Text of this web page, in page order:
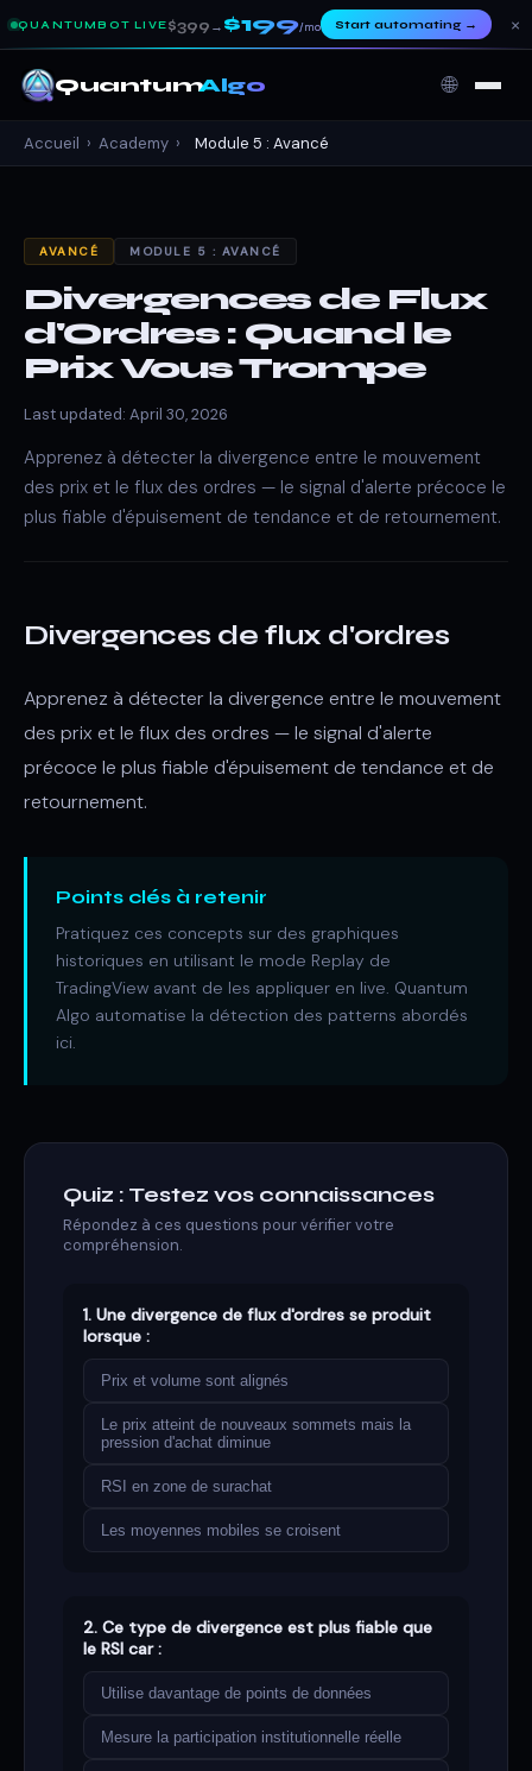
QUANTUMBOT LIVE $399 → $199/mo Start automating→ ×
QuantumAlgo 🌐
Accueil › Academy › Module 5 : Avancé
AVANCÉ MODULE 5 : AVANCÉ
Divergences de Flux
d'Ordres : Quand le
Prix Vous Trompe
Last updated: April 30, 2026
Apprenez à détecter la divergence entre le mouvement
des prix et le flux des ordres — le signal d'alerte précoce le
plus fiable d'épuisement de tendance et de retournement.
Divergences de flux d'ordres
Apprenez à détecter la divergence entre le mouvement
des prix et le flux des ordres — le signal d'alerte
précoce le plus fiable d'épuisement de tendance et de
retournement.
Points clés à retenir
Pratiquez ces concepts sur des graphiques
historiques en utilisant le mode Replay de
TradingView avant de les appliquer en live. Quantum
Algo automatise la détection des patterns abordés
ici.
Quiz : Testez vos connaissances
Répondez à ces questions pour vérifier votre
compréhension.
1. Une divergence de flux d'ordres se produit
lorsque :
Prix et volume sont alignés
Le prix atteint de nouveaux sommets mais la
pression d'achat diminue
RSI en zone de surachat
Les moyennes mobiles se croisent
2. Ce type de divergence est plus fiable que
le RSI car :
Utilise davantage de points de données
Mesure la participation institutionnelle réelle